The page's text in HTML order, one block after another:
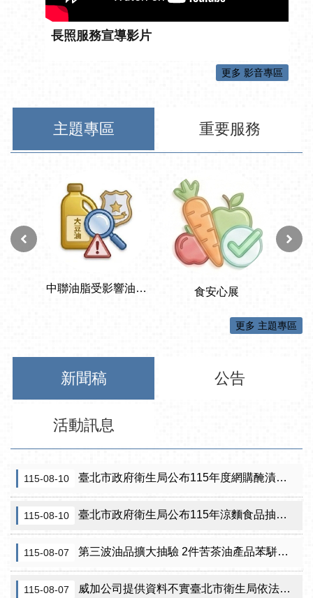
長照服務宣導影片
更多 影音專區
主題專區 重要服務
更多 主題專區
新聞稿 公告
活動訊息
115-08-10 臺北市政府衛生局公布115年度網購醃漬食品抽驗結果
115-08-10 臺北市政府衛生局公布115年涼麵食品抽驗結果
115-08-07 第三波油品擴大抽驗 2件苦茶油產品苯駢芘超標 前已要求預防性下架
115-08-07 威加公司提供資料不實臺北市衛生局依法重罰300萬元 續查苦茶油及原料下游